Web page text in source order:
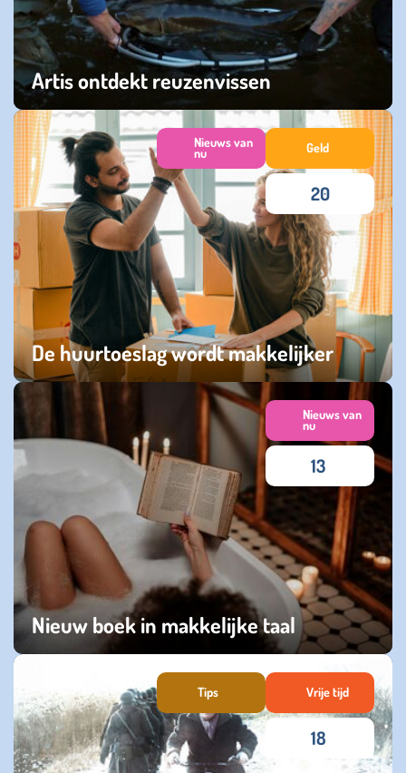
Artis ontdekt reuzenvissen
vrijdag 05 december 2025
De huurtoeslag wordt makkelijker
donderdag 04 december 2025
Nieuws van
nu Geld
20
Nieuw boek in makkelijke taal
vrijdag 04 juli 2025
Nieuws van
nu
13
Tips Vrije tijd
18